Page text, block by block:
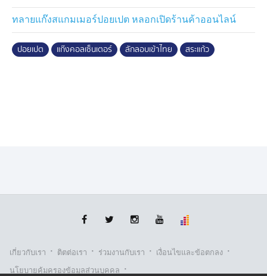
เดือนมกราคม 2569 หลังเห็นประกาศรับสมัครงานผ่านกลุ่ม
หางานในปอยเปตบนเฟซบุ๊ก โดยมีการโฆษณาว่าเป็นงาน
ตอบแชท “ฟีลแฟน” ให้ค่าตอบแทนสูง
ลงทุน หรือที่เรียกว่า “ฟีลแฟน” ต่อเนื่องตั้งแต่เดือนมกราคม
พฤษภาคม เจ้าหน้าที่ฝ่ายความมั่นคงของกัมพูชาได้เปิด
แก๊งคอลเซ็นเตอร์ในพื้นที่ปอยเปต ทำให้นายจ้างชาวจีนรีบ
นำพนักงานจำนวนหนึ่งหลบหนีออกจากอาคารไปซ่อนตัวอยู่
ทลายแก๊งสแกมเมอร์ปอยเปต หลอกเปิดร้านค้าออนไลน์
ปอยเปต แก๊งคอลเซ็นเตอร์ ลักลอบเข้าไทย สระแก้ว
เกี่ยวกับเรา · ติตต่อเรา · ร่วมงานกับเรา · เงื่อนไขและข้อตกลง ·
นโยบายคุ้มครองข้อมูลส่วนบุคคล ·